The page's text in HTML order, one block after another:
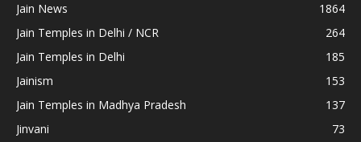
Jain News
1864
Jain Temples in Delhi / NCR
264
Jain Temples in Delhi
185
Jainism
153
Jain Temples in Madhya Pradesh
137
Jinvani
73